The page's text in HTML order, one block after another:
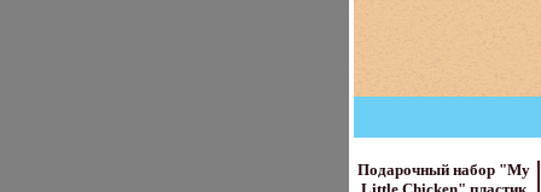
Подарочный набор "My